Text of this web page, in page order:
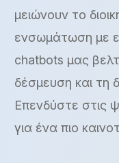
μειώνουν το
ενσωμάτωση με
chatbots μας
δέσμευση και τη
Επενδύστε στις
για ένα πιο